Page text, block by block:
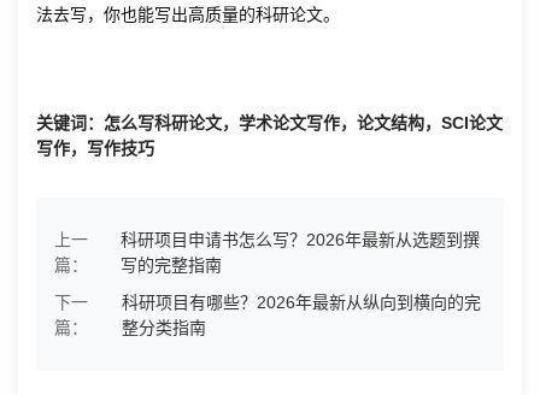
法去写，你也能写出高质量的科研论文。
关键词：怎么写科研论文，学术论文写作，论文结构，SCI论文
写作，写作技巧
上一
篇：
科研项目申请书怎么写？2026年最新从选题到撰
写的完整指南
下一
篇：
科研项目有哪些？2026年最新从纵向到横向的完
整分类指南